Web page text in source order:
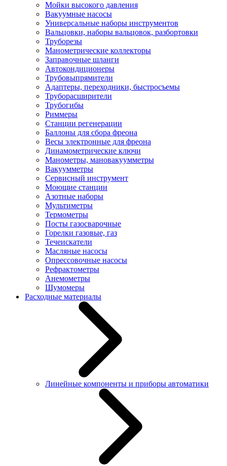
Мойки высокого давления
Вакуумные насосы
Универсальные наборы инструментов
Вальцовки, наборы вальцовок, разбортовки
Труборезы
Манометрические коллекторы
Заправочные шланги
Автокондиционеры
Трубовыпрямители
Адаптеры, переходники, быстросъемы
Труборасширители
Трубогибы
Риммеры
Станции регенерации
Баллоны для сбора фреона
Весы электронные для фреона
Динамометрические ключи
Манометры, мановакуумметры
Вакуумметры
Сервисный инструмент
Моющие станции
Азотные наборы
Мультиметры
Термометры
Посты газосварочные
Горелки газовые, газ
Течеискатели
Масляные насосы
Опрессовочные насосы
Рефрактометры
Анемометры
Шумомеры
Расходные материалы
Линейные компоненты и приборы автоматики